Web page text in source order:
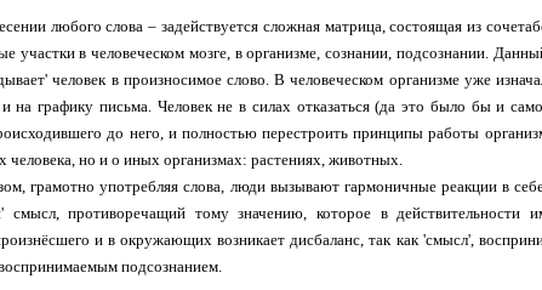
любого слова – задействуется сложная матрица, состоящая из
участки в человеческом мозге, в организме, сознании, подсознании.
человек в произносимое слово. В человеческом организме уже
на графику письма. Человек не в силах отказаться (да это было бы и
до него, и полностью перестроить принципы работы
человека, но и о иных организмах: растениях, животных.
грамотно употребляя слова, люди вызывают гармоничные реакции в
смысл, противоречащий тому значению, которое в действительности
и в окружающих возникает дисбаланс, так как 'смысл',
подсознанием.